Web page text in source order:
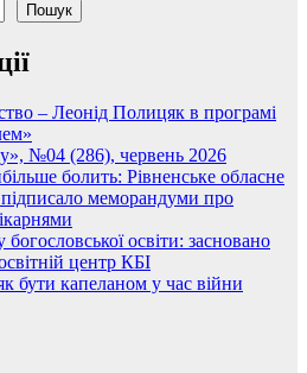
Пошук
– Леонід Полицяк в програмі
№04 (286), червень 2026
болить: Рівненське обласне
меморандуми про
освіти: засновано
центр КБІ
бути капеланом у час війни